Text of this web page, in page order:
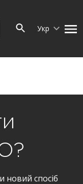
Укр
новий спосіб